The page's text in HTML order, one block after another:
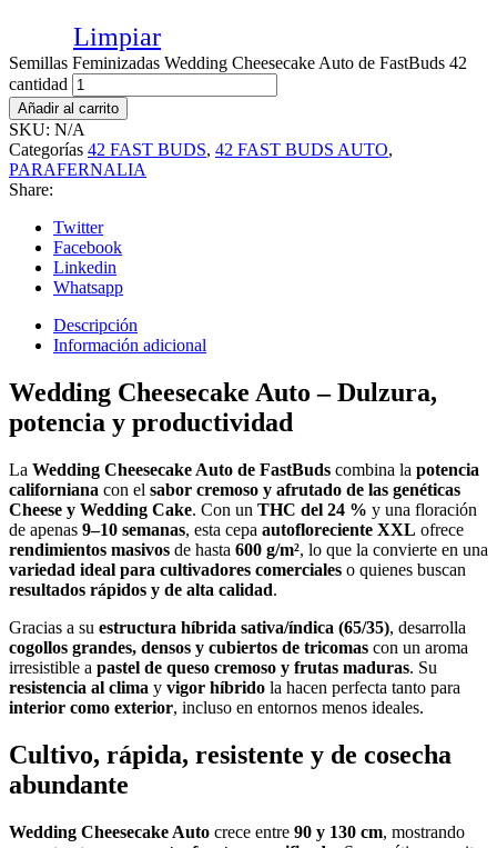
Limpiar
Semillas Feminizadas Wedding Cheesecake Auto de FastBuds 42
cantidad
Añadir al carrito
SKU: N/A
Categorías 42 FAST BUDS, 42 FAST BUDS AUTO,
PARAFERNALIA
Share:
Twitter
Facebook
Linkedin
Whatsapp
Descripción
Información adicional
Wedding Cheesecake Auto – Dulzura,
potencia y productividad
La Wedding Cheesecake Auto de FastBuds combina la potencia
californiana con el sabor cremoso y afrutado de las genéticas
Cheese y Wedding Cake. Con un THC del 24 % y una floración
de apenas 9–10 semanas, esta cepa autofloreciente XXL ofrece
rendimientos masivos de hasta 600 g/m², lo que la convierte en una
variedad ideal para cultivadores comerciales o quienes buscan
resultados rápidos y de alta calidad.
Gracias a su estructura híbrida sativa/índica (65/35), desarrolla
cogollos grandes, densos y cubiertos de tricomas con un aroma
irresistible a pastel de queso cremoso y frutas maduras. Su
resistencia al clima y vigor híbrido la hacen perfecta tanto para
interior como exterior, incluso en entornos menos ideales.
Cultivo, rápida, resistente y de cosecha
abundante
Wedding Cheesecake Auto crece entre 90 y 130 cm, mostrando